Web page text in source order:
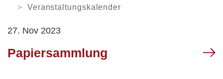
Veranstaltungskalender
ARBEITEN
Arbeitslosenanmeldung
Mobilität
Login
My Ruswil
27. Nov 2023
Papiersammlung